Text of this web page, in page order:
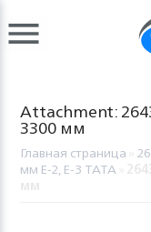
Attachment:
3300 мм
Главная страница
мм Е-2, Е-3 TATA